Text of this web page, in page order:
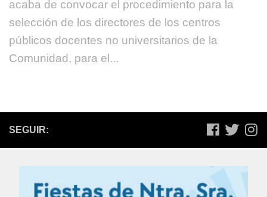
acaba de convocar el procedimiento para la
selección de los directores de los centros
públicos docentes no universitarios de la
Comunidad, para el...
SEGUIR: